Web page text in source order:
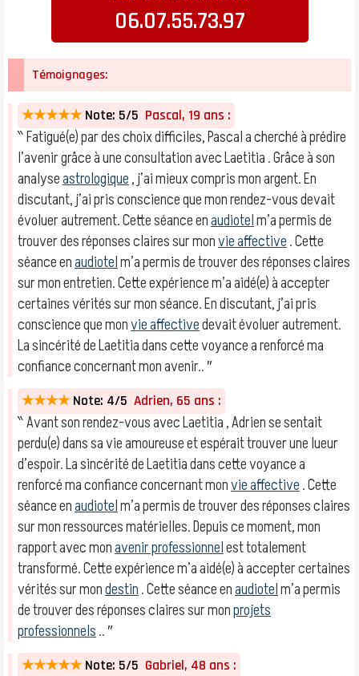
06.07.55.73.97
Témoignages:
★★★★★ Note: 5/5 Pascal, 19 ans :
‶ Fatigué(e) par des choix difficiles, Pascal a cherché à prédire
l’avenir grâce à une consultation avec Laetitia . Grâce à son
analyseastrologique, j’ai mieux compris mon argent. En
discutant, j’ai pris conscience que mon rendez-vous devait
évoluer autrement. Cette séance enaudiotelm’a permis de
trouver des réponses claires sur monvie affective. Cette
séance enaudiotelm’a permis de trouver des réponses claires
sur mon entretien. Cette expérience m’a aidé(e) à accepter
certaines vérités sur mon séance. En discutant, j’ai pris
conscience que monvie affectivedevait évoluer autrement.
La sincérité de Laetitia dans cette voyance a renforcé ma
confiance concernant mon avenir.. ″
★★★★ Note: 4/5 Adrien, 65 ans :
‶ Avant son rendez-vous avec Laetitia , Adrien se sentait
perdu(e) dans sa vie amoureuse et espérait trouver une lueur
d’espoir. La sincérité de Laetitia dans cette voyance a
renforcé ma confiance concernant monvie affective. Cette
séance enaudiotelm’a permis de trouver des réponses claires
sur mon ressources matérielles. Depuis ce moment, mon
rapport avec monavenir professionnelest totalement
transformé. Cette expérience m’a aidé(e) à accepter certaines
vérités sur mondestin. Cette séance enaudiotelm’a permis
de trouver des réponses claires sur monprojets
professionnels.. ″
★★★★★ Note: 5/5 Gabriel, 48 ans :